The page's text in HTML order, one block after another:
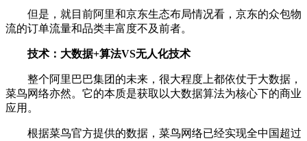
但是，就目前阿里和京东生态布局情况看，京东的众包物
流的订单流量和品类丰富度不及前者。
技术：大数据+算法VS无人化技术
整个阿里巴巴集团的未来，很大程度上都依仗于大数据，
菜鸟网络亦然。它的本质是获取以大数据算法为核心下的商业
应用。
根据菜鸟官方提供的数据，菜鸟网络已经实现全中国超过